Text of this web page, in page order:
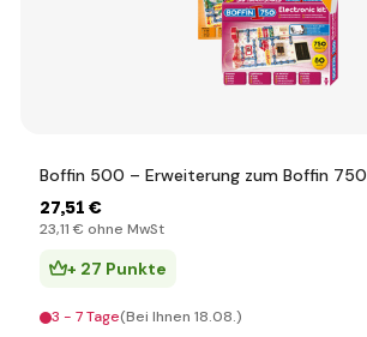
Boffin 500 – Erweiterung zum Boffin 750
27,51 €
23,11 € ohne MwSt
+ 27 Punkte
3 - 7 Tage(Bei Ihnen 18.08.)